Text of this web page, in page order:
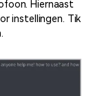
Hiernaast
instellingen. Tik